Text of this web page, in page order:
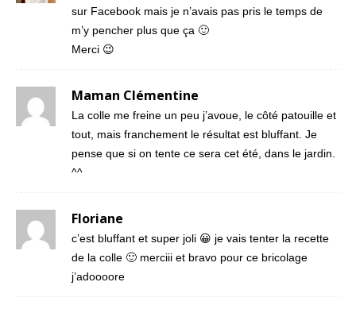
sur Facebook mais je n’avais pas pris le temps de
m’y pencher plus que ça 🙂
Merci 😉
Maman Clémentine
La colle me freine un peu j’avoue, le côté patouille et
tout, mais franchement le résultat est bluffant. Je
pense que si on tente ce sera cet été, dans le jardin.
^^
Floriane
c’est bluffant et super joli 😀 je vais tenter la recette
de la colle 🙂 merciii et bravo pour ce bricolage
j’adoooore